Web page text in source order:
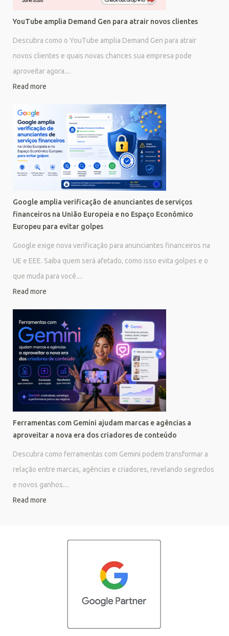
YouTube amplia Demand Gen para atrair novos clientes
Descubra como o YouTube amplia Demand Gen para atrair
novos clientes e quais novas chances sua empresa pode
aproveitar agora....
Read more
Google amplia verificação de anunciantes de serviços
financeiros na União Europeia e no Espaço Econômico
Europeu para evitar golpes
Google exige nova verificação para anunciantes financeiros na
UE e EEE. Saiba quem será afetado, como isso evita golpes e o
que muda para você....
Read more
Ferramentas com Gemini ajudam marcas e agências a
aproveitar a nova era dos criadores de conteúdo
Descubra como ferramentas com Gemini podem transformar a
relação entre marcas, agências e criadores, revelando segredos
e novos ganhos....
Read more